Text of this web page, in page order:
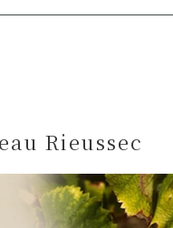
Rieussec